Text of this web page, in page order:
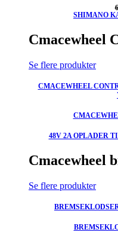
SHIMANO
Cmacewheel
Se flere produkter
CMACEWHEEL
48V 2A OPLADER
Cmacewheel
Se flere produkter